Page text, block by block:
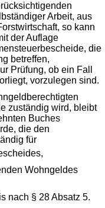
Arbeit, aus
so kann
der Auflage
die
betreffen,
Prüfung, ob ein Fall
vorzulegen sind.
zuständig wird, bleibt
Buches
die den
für
Wohngeldes
nach § 28 Absatz 5.